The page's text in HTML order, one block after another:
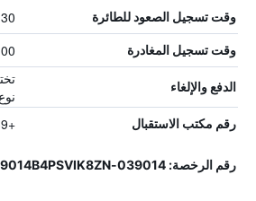
وقت تسجيل الصعود للطائرة
وقت تسجيل المغادرة
الدفع والإلغاء
رقم مكتب الاستقبال +39 333 955 6466
رقم الرخصة: 039014-AF-00001, IT039014B4PSVIK8ZN